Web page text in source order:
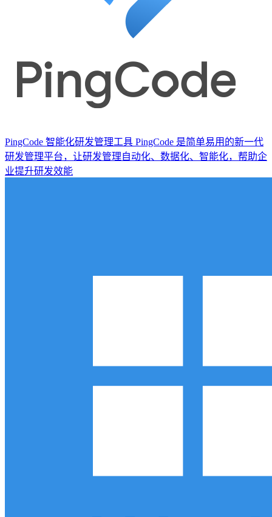
PingCode 智能化研发管理工具 PingCode 是简单易用的新一代
研发管理平台，让研发管理自动化、数据化、智能化，帮助企
业提升研发效能